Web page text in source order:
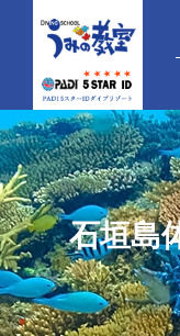
石垣島